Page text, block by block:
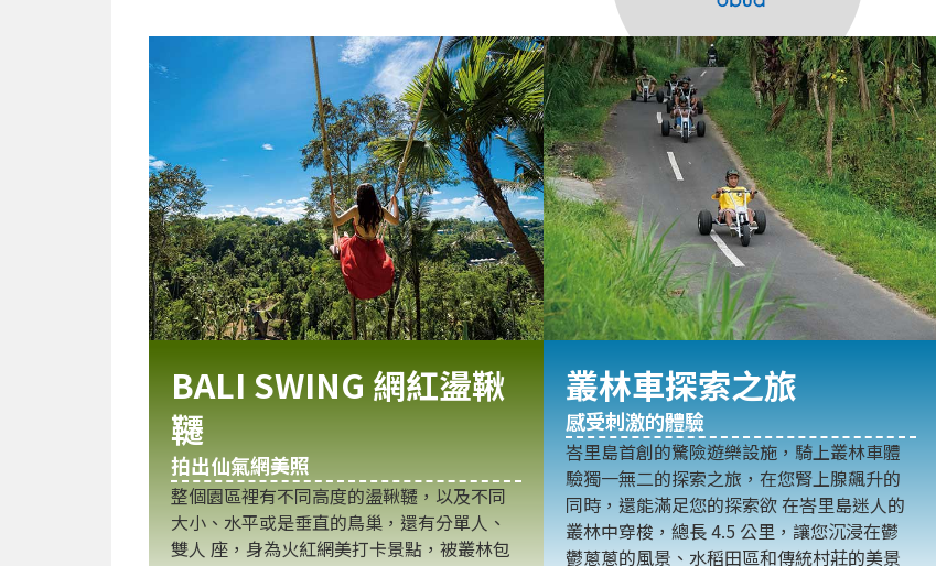
BALI SWING 網紅盪鞦
韆
拍出仙氣網美照
整個園區裡有不同高度的盪鞦韆，以及不同
大小、水平或是垂直的鳥巢，還有分單人、
雙人 座，身為火紅網美打卡景點，被叢林包
叢林車探索之旅
感受刺激的體驗
峇里島首創的驚險遊樂設施，騎上叢林車體
驗獨一無二的探索之旅，在您腎上腺飆升的
同時，還能滿足您的探索欲 在峇里島迷人的
叢林中穿梭，總長 4.5 公里，讓您沉浸在鬱
鬱蔥蔥的風景、水稻田區和傳統村莊的美景